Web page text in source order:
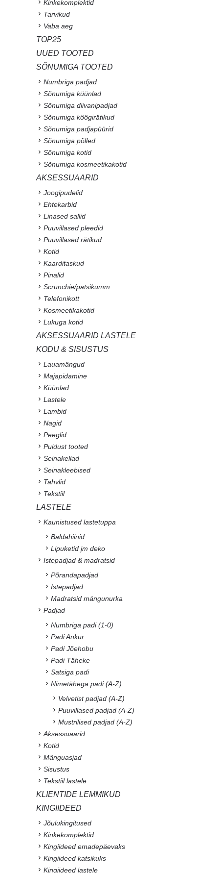
Kinkekomplektid
Tarvikud
Vaba aeg
TOP25
UUED TOOTED
SÕNUMIGA TOOTED
Numbriga padjad
Sõnumiga küünlad
Sõnumiga diivanipadjad
Sõnumiga köögirätikud
Sõnumiga padjapüürid
Sõnumiga põlled
Sõnumiga kotid
Sõnumiga kosmeetikakotid
AKSESSUAARID
Joogipudelid
Ehtekarbid
Linased sallid
Puuvillased pleedid
Puuvillased rätikud
Kotid
Kaarditaskud
Pinalid
Scrunchie/patsikumm
Telefonikott
Kosmeetikakotid
Lukuga kotid
AKSESSUAARID LASTELE
KODU & SISUSTUS
Lauamängud
Majapidamine
Küünlad
Lastele
Lambid
Nagid
Peeglid
Puidust tooted
Seinakellad
Seinakleebised
Tahvlid
Tekstiil
LASTELE
Kaunistused lastetuppa
Baldahiinid
Lipuketid jm deko
Istepadjad & madratsid
Põrandapadjad
Istepadjad
Madratsid mängunurka
Padjad
Numbriga padi (1-0)
Padi Ankur
Padi Jõehobu
Padi Täheke
Satsiga padi
Nimetähega padi (A-Z)
Velvetist padjad (A-Z)
Puuvillased padjad (A-Z)
Mustrilised padjad (A-Z)
Aksessuaarid
Kotid
Mänguasjad
Sisustus
Tekstiil lastele
KLIENTIDE LEMMIKUD
KINGIIDEED
Jõulukingitused
Kinkekomplektid
Kingiideed emadepäevaks
Kingiideed katsikuks
Kingiideed lastele